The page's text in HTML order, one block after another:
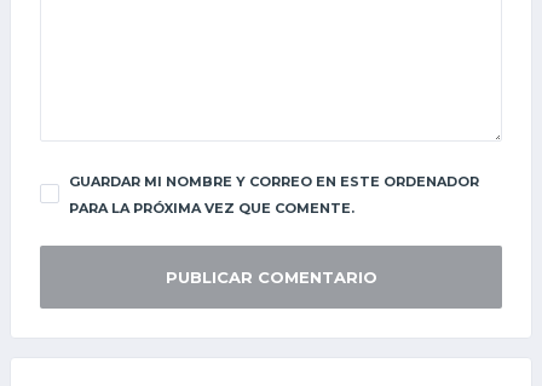
GUARDAR MI NOMBRE Y CORREO EN ESTE ORDENADOR
PARA LA PRÓXIMA VEZ QUE COMENTE.